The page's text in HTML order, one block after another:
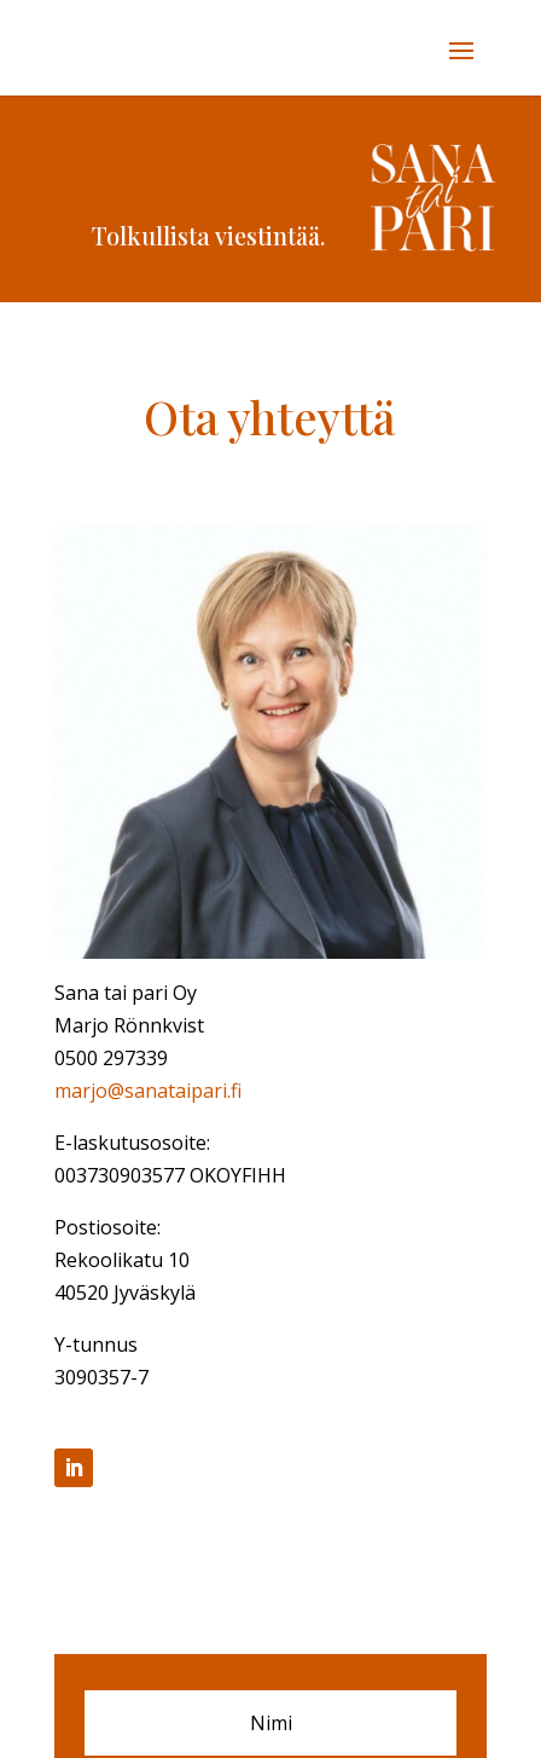
Tolkullista viestintää.
Ota yhteyttä
Sana tai pari Oy
Marjo Rönnkvist
0500 297339
marjo@sanataipari.fi
E-laskutusosoite:
003730903577 OKOYFIHH
Postiosoite:
Rekoolikatu 10
40520 Jyväskylä
Y-tunnus
3090357-7